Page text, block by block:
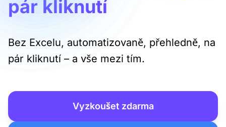
pár kliknutí
Bez Excelu, automatizovaně, přehledně, na
pár kliknutí – a vše mezi tím.
Vyzkoušet zdarma